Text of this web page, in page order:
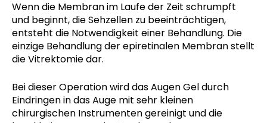
Wenn die Membran im Laufe der Zeit schrumpft
und beginnt, die Sehzellen zu beeinträchtigen,
entsteht die Notwendigkeit einer Behandlung. Die
einzige Behandlung der epiretinalen Membran stellt
die Vitrektomie dar.
Bei dieser Operation wird das Augen Gel durch
Eindringen in das Auge mit sehr kleinen
chirurgischen Instrumenten gereinigt und die